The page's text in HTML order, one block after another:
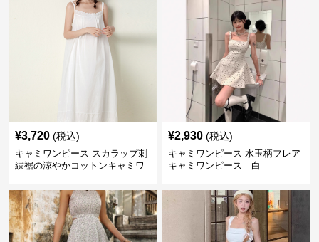
¥3,720 (税込)
キャミワンピース スカラップ刺
繍裾の涼やかコットンキャミワ
¥2,930 (税込)
キャミワンピース 水玉柄フレア
キャミワンピース 白